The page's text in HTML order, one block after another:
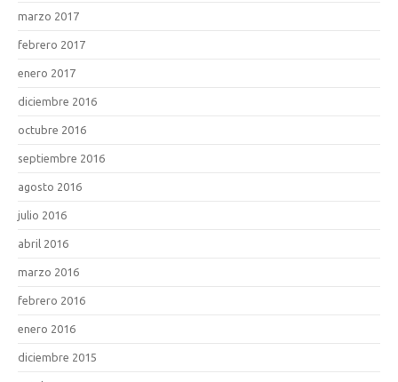
marzo 2017
febrero 2017
enero 2017
diciembre 2016
octubre 2016
septiembre 2016
agosto 2016
julio 2016
abril 2016
marzo 2016
febrero 2016
enero 2016
diciembre 2015